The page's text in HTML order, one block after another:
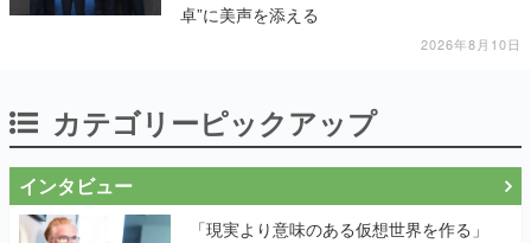
卓”に美声を添える
2026年8月10日
カテゴリーピックアップ
インタビュー
「現実より意味のある仮想世界を作る」